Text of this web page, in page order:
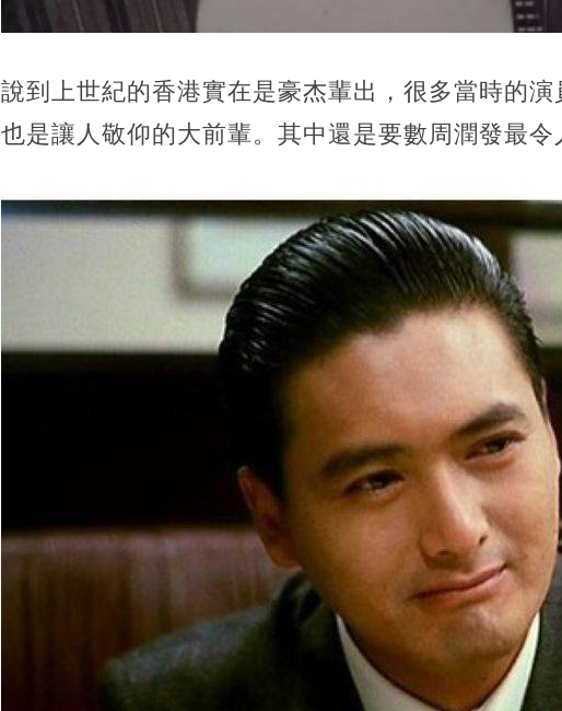
說到上世紀的香港實在是豪杰輩出，很多當時的
也是讓人敬仰的大前輩。其中還是要數周潤發最令